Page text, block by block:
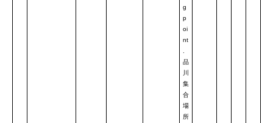
g
p
oi
nt
.
品
川
集
合
場
所